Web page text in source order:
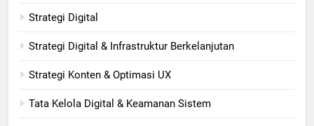
Strategi Digital
Strategi Digital & Infrastruktur Berkelanjutan
Strategi Konten & Optimasi UX
Tata Kelola Digital & Keamanan Sistem